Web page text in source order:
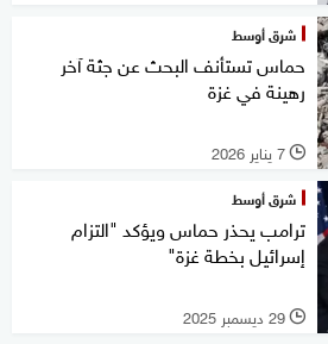
شرق أوسط
حماس تستأنف البحث عن جثة آخر
رهينة في غزة
l 7 يناير 2026
شرق أوسط
ترامب يحذر حماس ويؤكد "التزام
إسرائيل بخطة غزة"
l 29 ديسمبر 2025